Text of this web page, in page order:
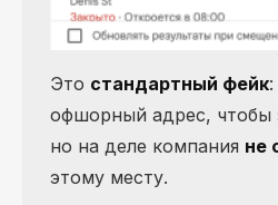
Это стандартный фейк
офшорный адрес, чтобы
но на деле компания не
этому месту.